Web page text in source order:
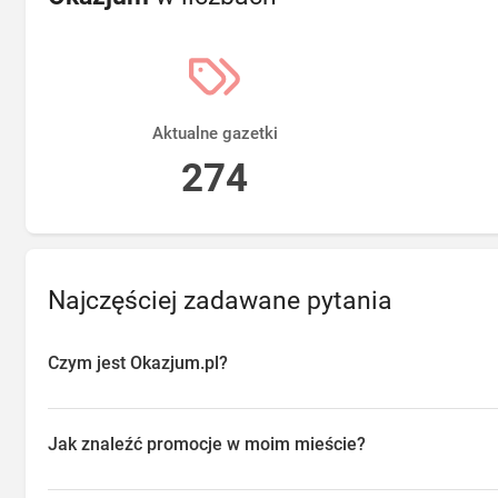
Aktualne gazetki
274
Najczęściej zadawane pytania
Czym jest Okazjum.pl?
przeglądać aktualne promocje w sklepach w Twojej okolicy,
Jak znaleźć promocje w moim mieście?